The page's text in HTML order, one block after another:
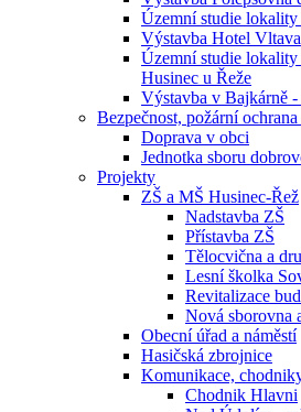
Územní studie
Výstavba Hotel Vltava
Územní studie
Husinec u Řeže
Výstavba v Bajkárně
Bezpečnost, požární
Doprava v obci
Jednotka sboru
Projekty
ZŠ a MŠ Husinec-Řež
Nadstavba ZŠ
Přístavba ZŠ
Tělocvična a
Lesní školka
Revitalizace
Nová sborovna
Obecní úřad a náměstí
Hasičská zbrojnice
Komunikace,
Chodnik Hlavni